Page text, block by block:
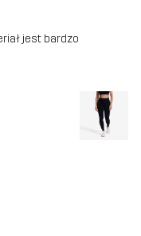
jest bardzo